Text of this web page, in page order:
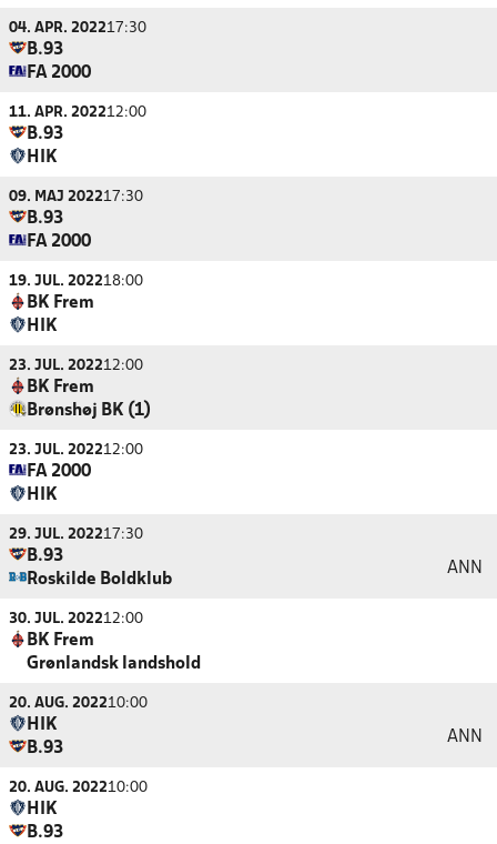
04. APR. 202217:30
B.93
FA 2000
11. APR. 202212:00
B.93
HIK
09. MAJ 202217:30
B.93
FA 2000
19. JUL. 202218:00
BK Frem
HIK
23. JUL. 202212:00
BK Frem
Brønshøj BK (1)
23. JUL. 202212:00
FA 2000
HIK
29. JUL. 202217:30
B.93
Roskilde Boldklub
ANN
30. JUL. 202212:00
BK Frem
Grønlandsk landshold
20. AUG. 202210:00
HIK
B.93
ANN
20. AUG. 202210:00
HIK
B.93